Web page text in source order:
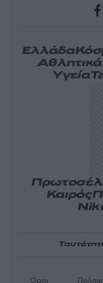
Ελλάδα
Αθλητικά
Υγεία
Καιρός
Όροι